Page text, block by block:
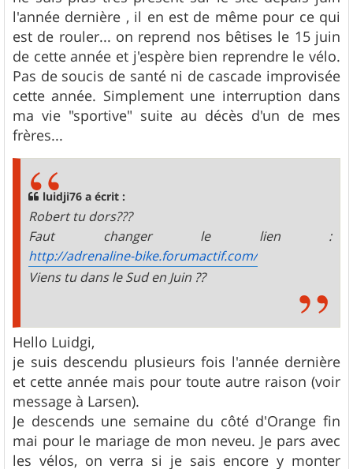
l'année dernière , il en est de même pour ce qui
est de rouler... on reprend nos bêtises le 15 juin
de cette année et j'espère bien reprendre le vélo.
Pas de soucis de santé ni de cascade improvisée
cette année. Simplement une interruption dans
ma vie "sportive" suite au décès d'un de mes
frères...
luidji76 a écrit :
Robert tu dors???
Faut changer le lien :
http://adrenaline-bike.forumactif.com/
Viens tu dans le Sud en Juin ??
Hello Luidgi,
je suis descendu plusieurs fois l'année dernière
et cette année mais pour toute autre raison (voir
message à Larsen).
Je descends une semaine du côté d'Orange fin
mai pour le mariage de mon neveu. Je pars avec
les vélos, on verra si je sais encore y monter